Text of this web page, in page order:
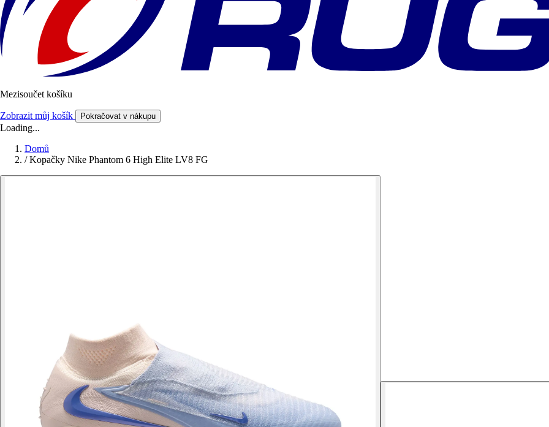
Mezisoučet košíku
Zobrazit můj košík Pokračovat v nákupu
Loading...
Domů
/ Kopačky Nike Phantom 6 High Elite LV8 FG